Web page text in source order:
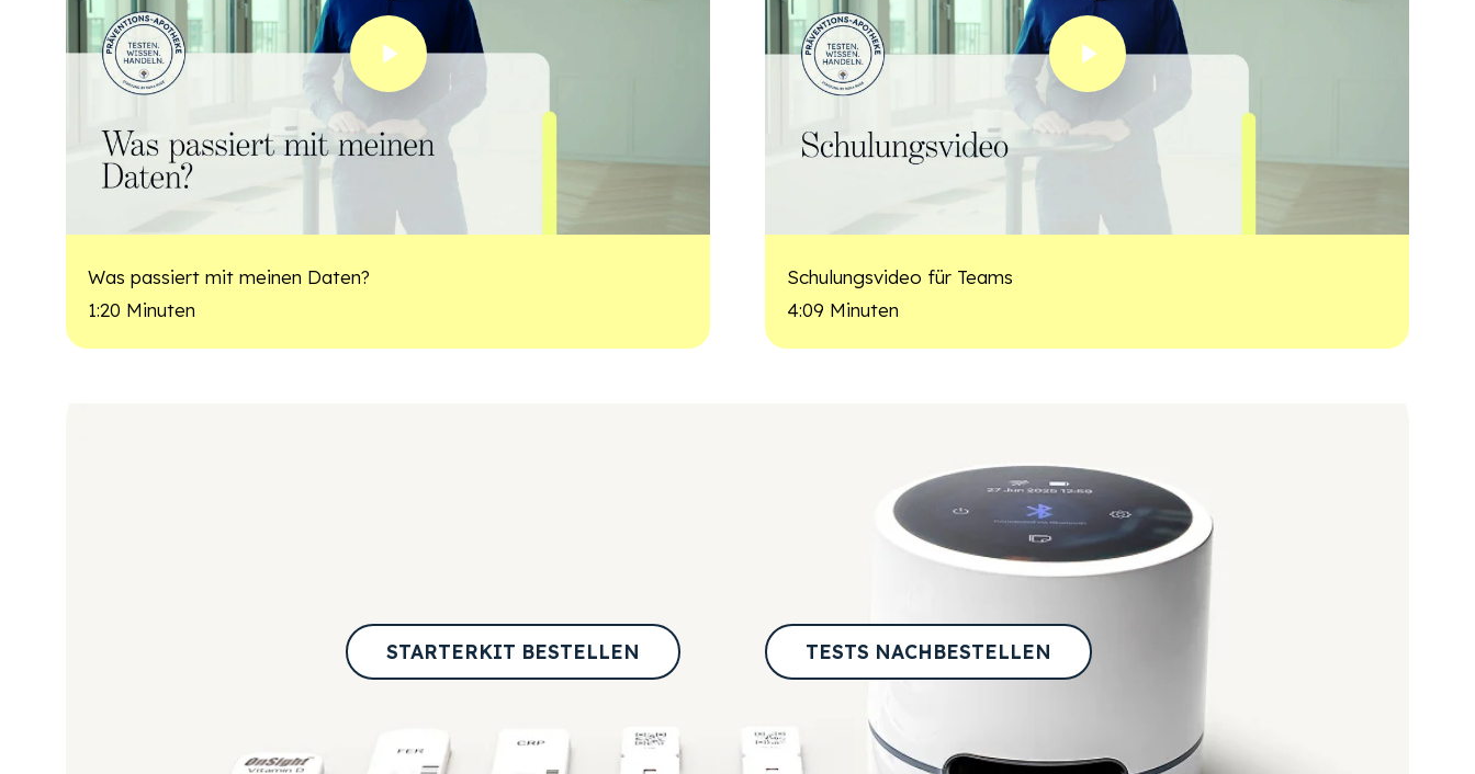
Play Video
Was passiert mit meinen Daten?
1:20 Minuten
Play Video
Schulungsvideo für Teams
4:09 Minuten
STARTERKIT BESTELLEN TESTS NACHBESTELLEN